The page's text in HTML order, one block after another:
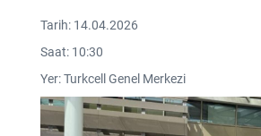
Tarih: 14.04.2026
Saat: 10:30
Yer: Turkcell Genel Merkezi